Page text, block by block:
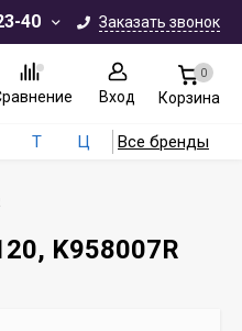
40 Заказать звонок
Вход
0
Корзина
Т Ц Все бренды
K958007R